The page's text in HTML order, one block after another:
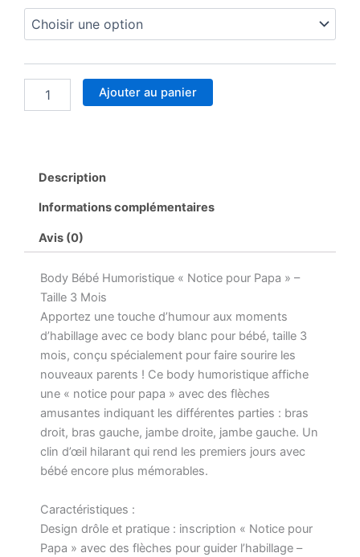
Body
Papa
manche
longue
Ajouter au panier
Description
Informations complémentaires
Avis (0)
Body Bébé Humoristique « Notice pour Papa » –
Taille 3 Mois
Apportez une touche d’humour aux moments
d’habillage avec ce body blanc pour bébé, taille 3
mois, conçu spécialement pour faire sourire les
nouveaux parents ! Ce body humoristique affiche
une « notice pour papa » avec des flèches
amusantes indiquant les différentes parties : bras
droit, bras gauche, jambe droite, jambe gauche. Un
clin d’œil hilarant qui rend les premiers jours avec
bébé encore plus mémorables.
Caractéristiques :
Design drôle et pratique : inscription « Notice pour
Papa » avec des flèches pour guider l’habillage –